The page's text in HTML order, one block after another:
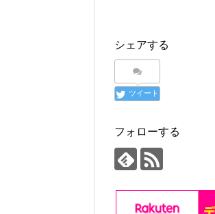
シェアする
ツイート
フォローする